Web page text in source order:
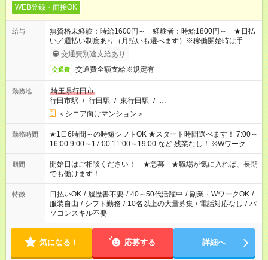
WEB登録・面接OK
給与
無資格未経験：時給1600円～ 経験者：時給1800円～ ★日払
い／週払い制度あり（月払いも選べます）※稼働開始時は手続き
完了次第のお支払いとなります。
交通費別途支給あり
交通費 交通費全額支給※規定有
勤務地
埼玉県行田市
行田市駅 / 行田駅 / 東行田駅 / …
＜シニア向けマンション＞
勤務時間
★1日6時間～の時短シフトOK ★スタート時間選べます！ 7:00～
16:00 9:00～17:00 11:00～19:00 など 残業なし！ ※Wワークの
場合、他のお仕事と合わせ週40時間超の就業はご案内できませ
ん ※法令に基づき、週20時間以上勤務は社会保険への加入対象
となります ※労働者派遣法（日雇い派遣の原則禁止）により、
短時間・短期間の就業はご案内が難しい場合があります
期間
開始日はご相談ください！ ★急募 ★職場が気に入れば、長期
でも働けます！
特徴 日払いOK / 履歴書不要 / 40～50代活躍中 / 副業・WワークOK /
服装自由 / シフト勤務 / 10名以上の大量募集 / 電話対応なし / パ
ソコンスキル不要
気になる！ 応募する 詳細へ